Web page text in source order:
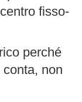
fisso-
perché
non